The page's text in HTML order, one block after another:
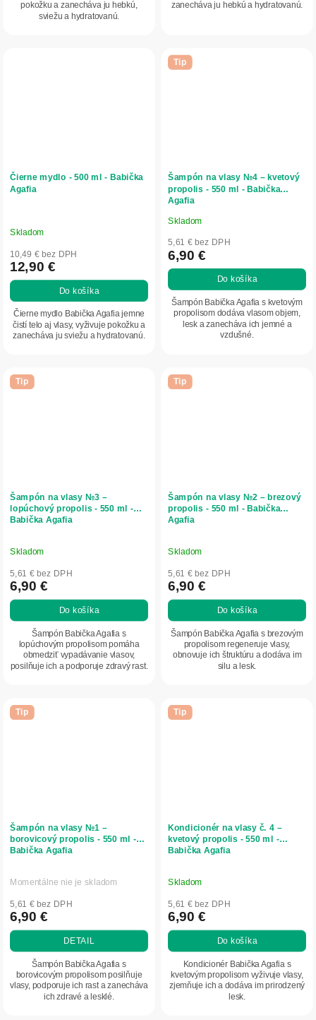
pokožku a zanecháva ju hebkú,
sviežu a hydratovanú.
zanecháva ju hebkú a hydratovanú.
Čierne mydlo - 500 ml - Babička
Agafia
Skladom
10,49 € bez DPH
12,90 €
Do košíka
Čierne mydlo Babička Agafia jemne
čistí telo aj vlasy, vyživuje pokožku a
zanecháva ju sviežu a hydratovanú.
Tip
Šampón na vlasy №4 – kvetový
propolis - 550 ml - Babička
Agafia
Priemerné
hodnotenie
produktu
je
z
hviezdičiek.
Skladom
5,61 € bez DPH
6,90 €
Do košíka
Šampón Babička Agafia s kvetovým
propolisom dodáva vlasom objem,
lesk a zanecháva ich jemné a
vzdušné.
Tip
Šampón na vlasy №3 –
lopúchový propolis - 550 ml -
Babička Agafia
Skladom
5,61 € bez DPH
6,90 €
Do košíka
Šampón Babička Agafia s
lopúchovým propolisom pomáha
obmedziť vypadávanie vlasov,
posilňuje ich a podporuje zdravý rast.
Tip
Šampón na vlasy №2 – brezový
propolis - 550 ml - Babička
Agafia
Skladom
5,61 € bez DPH
6,90 €
Do košíka
Šampón Babička Agafia s brezovým
propolisom regeneruje vlasy,
obnovuje ich štruktúru a dodáva im
silu a lesk.
Tip
Šampón na vlasy №1 –
borovicový propolis - 550 ml -
Babička Agafia
Momentálne nie je skladom
5,61 € bez DPH
6,90 €
DETAIL
Šampón Babička Agafia s
borovicovým propolisom posilňuje
vlasy, podporuje ich rast a zanecháva
ich zdravé a lesklé.
Tip
Kondicionér na vlasy č. 4 –
kvetový propolis - 550 ml -
Babička Agafia
Skladom
5,61 € bez DPH
6,90 €
Do košíka
Kondicionér Babička Agafia s
kvetovým propolisom vyživuje vlasy,
zjemňuje ich a dodáva im prirodzený
lesk.